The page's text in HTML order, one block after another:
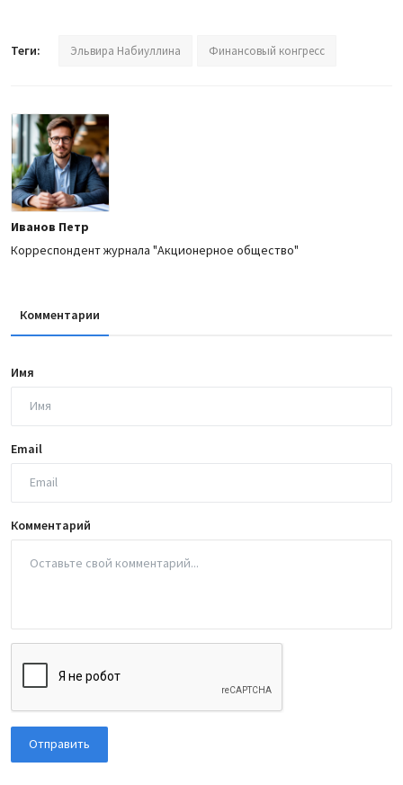
Теги: Эльвира Набиуллина Финансовый конгресс
Иванов Петр
Корреспондент журнала "Акционерное общество"
Комментарии
Имя
Email
Комментарий
Отправить